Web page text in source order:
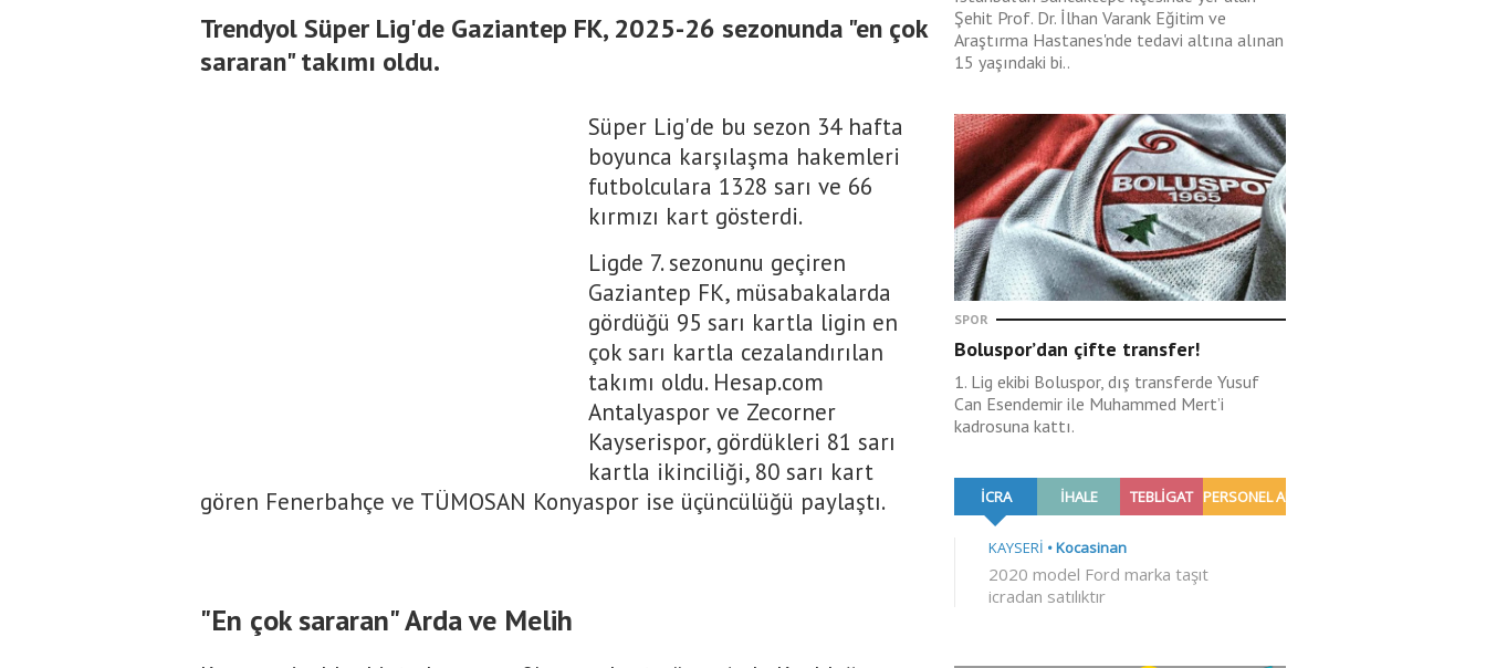
Trendyol Süper Lig'de Gaziantep FK, 2025-26 sezonunda "en çok
sararan" takımı oldu.
Süper Lig'de bu sezon 34 hafta
boyunca karşılaşma hakemleri
futbolculara 1328 sarı ve 66
kırmızı kart gösterdi.
Ligde 7. sezonunu geçiren
Gaziantep FK, müsabakalarda
gördüğü 95 sarı kartla ligin en
çok sarı kartla cezalandırılan
takımı oldu. Hesap.com
Antalyaspor ve Zecorner
Kayserispor, gördükleri 81 sarı
kartla ikinciliği, 80 sarı kart
gören Fenerbahçe ve TÜMOSAN Konyaspor ise üçüncülüğü paylaştı.
"En çok sararan" Arda ve Melih
Şehit Prof. Dr. İlhan Varank Eğitim ve
Araştırma Hastanes'nde tedavi altına alınan
15 yaşındaki bi..
SPOR
Boluspor’dan çifte transfer!
1. Lig ekibi Boluspor, dış transferde Yusuf
Can Esendemir ile Muhammed Mert’i
kadrosuna kattı.